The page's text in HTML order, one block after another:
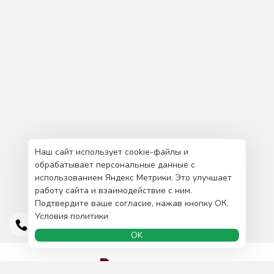
Наш сайт использует cookie-файлы и
обрабатывает персональные данные с
использованием Яндекс Метрики. Это улучшает
работу сайта и взаимодействие с ним.
Подтвердите ваше согласие, нажав кнопку ОК.
Условия политики
OK